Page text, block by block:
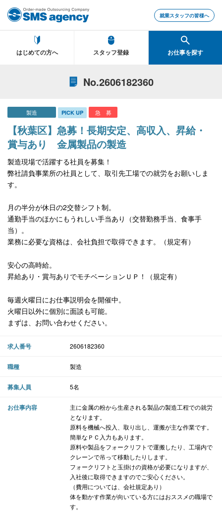
就業スタッフの皆様へ
はじめての方へ スタッフ登録 お仕事を探す
No.2606182360
製造 PICK UP 急 募
【秋葉区】急募！長期安定、高収入、昇給・
賞与あり 金属製品の製造
製造現場で活躍する社員を募集！
弊社請負事業所の社員として、取引先工場での就労をお願いしま
す。
月の半分が休日の2交替シフト制。
通勤手当のほかにもうれしい手当あり（交替勤務手当、食事手
当）。
業務に必要な資格は、会社負担で取得できます。（規定有）
安心の高時給。
昇給あり・賞与ありでモチベーションＵＰ！（規定有）
毎週火曜日にお仕事説明会を開催中。
火曜日以外に個別に面談も可能。
まずは、お問い合わせください。
求人番号 2606182360
職種 製造
募集人員 5名
お仕事内容
主に金属の粉から生産される製品の製造工程での就労
となります。
原料を機械へ投入、取り出し、運搬が主な作業です。
簡単なＰＣ入力もあります。
原料や製品をフォークリフトで運搬したり、工場内で
クレーンで吊って移動したりします。
フォークリフトと玉掛けの資格が必要になりますが、
入社後に取得できますのでご安心ください。
（費用については、会社規定あり）
体を動かす作業が向いている方にはおススメの職場で
す。